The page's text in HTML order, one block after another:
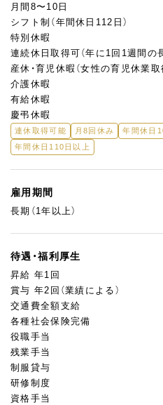
月間8〜10日
シフト制（年間休日112日）
特別休暇
連続休日取得可（年に1回1週間の
産休・育児休暇（女性の育児休業取
介護休暇
有給休暇
慶弔休暇
連休取得可能 月8回休み 年間休日
年間休日110日以上
雇用期間
長期（1年以上）
待遇・福利厚生
昇給 年1回
賞与 年2回（業績による）
交通費全額支給
各種社会保険完備
役職手当
残業手当
制服貸与
研修制度
資格手当